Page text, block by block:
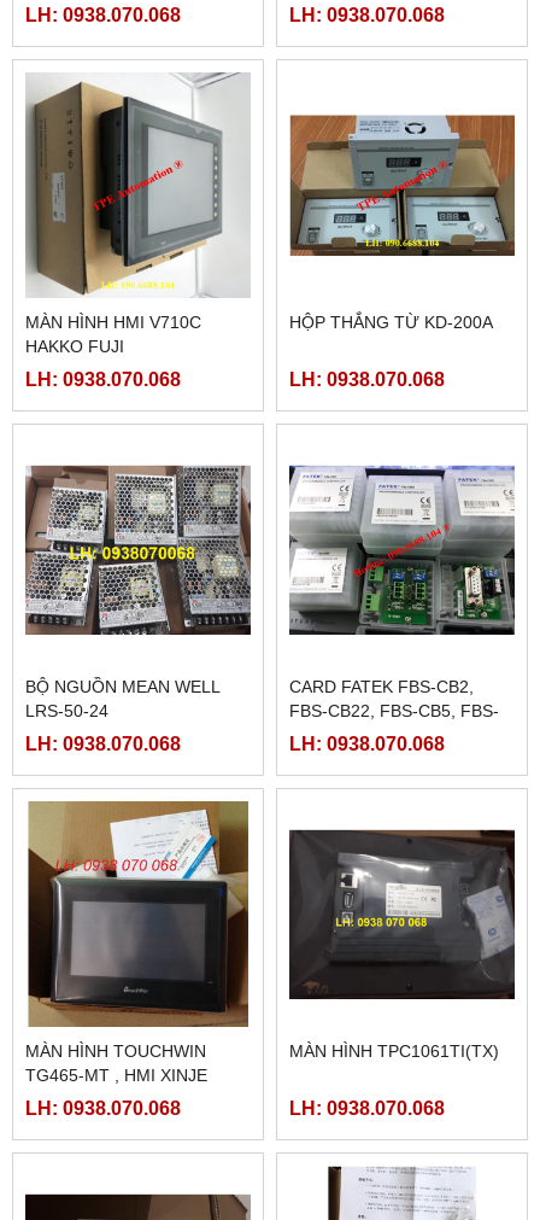
LH: 0938.070.068 LH: 0938.070.068
MÀN HÌNH HMI V710C
HAKKO FUJI
LH: 0938.070.068
HỘP THẮNG TỪ KD-200A
LH: 0938.070.068
BỘ NGUỒN MEAN WELL
LRS-50-24
LH: 0938.070.068
CARD FATEK FBS-CB2,
FBS-CB22, FBS-CB5, FBS-
CB25, FBS-CB55
LH: 0938.070.068
MÀN HÌNH TOUCHWIN
TG465-MT , HMI XINJE
TG465-MT
LH: 0938.070.068
MÀN HÌNH TPC1061TI(TX)
LH: 0938.070.068